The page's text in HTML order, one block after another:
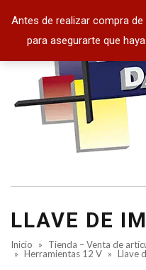
Antes de realizar compra
para asegurarte que
LLAVE DE
Inicio » Tienda – Venta de
» Herramientas 12 V » Llave